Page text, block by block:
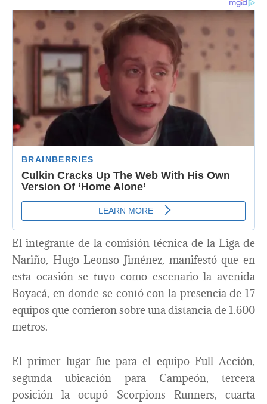
El integrante de la comisión técnica de la Liga de
Nariño, Hugo Leonso Jiménez, manifestó que en
esta ocasión se tuvo como escenario la avenida
Boyacá, en donde se contó con la presencia de 17
equipos que corrieron sobre una distancia de 1.600
metros.
El primer lugar fue para el equipo Full Acción,
segunda ubicación para Campeón, tercera
posición la ocupó Scorpions Runners, cuarta